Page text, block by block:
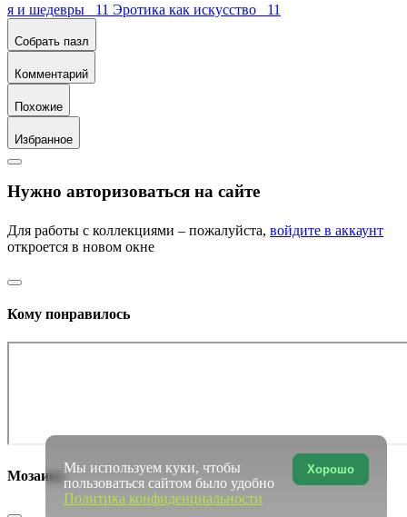
я и шедевры 11 Эротика как искусство 11
Собрать пазл
Комментарий
Похожие
Избранное
Нужно авторизоваться на сайте
Для работы с коллекциями – пожалуйста, войдите в аккаунт
откроется в новом окне
Кому понравилось
Мозаика Хорошо
Мы используем куки, чтобы
пользоваться сайтом было удобно
Политика конфиденциальности